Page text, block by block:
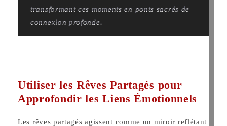
transformant ces moments en ponts sacrés de
connexion profonde.
Utiliser les Rêves Partagés pour
Approfondir les Liens Émotionnels
Les rêves partagés agissent comme un miroir reflétant